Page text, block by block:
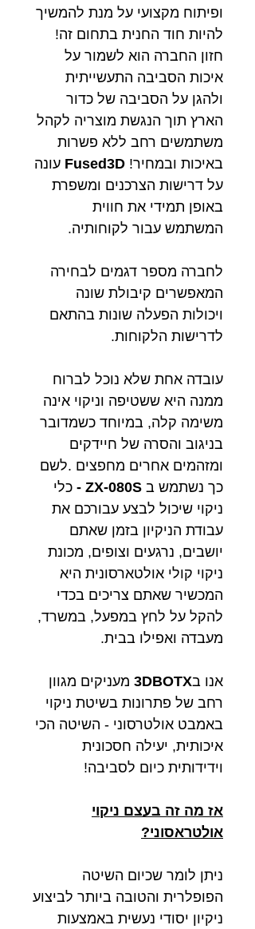
ופיתוח מקצועי על מנת להמשיך
להיות חוד החנית בתחום זה!
חזון החברה הוא לשמור על
איכות הסביבה התעשייתית
ולהגן על הסביבה של כדור
הארץ תוך הנגשת מוצריה לקהל
משתמשים רחב ללא פשרות
באיכות ובמחיר! Fused3D עונה
על דרישות הצרכנים ומשפרת
באופן תמידי את חווית
המשתמש עבור לקוחותיה.
לחברה מספר דגמים לבחירה
המאפשרים קיבולת שונה
ויכולות הפעלה שונות בהתאם
לדרישות הלקוחות.
עובדה אחת שלא נוכל לברוח
ממנה היא ששטיפה וניקוי אינה
משימה קלה, במיוחד כשמדובר
בניגוב והסרה של חיידקים
ומזהמים אחרים מחפצים .לשם
כך נשתמש ב ZX-080S -
כלי
ניקוי שיכול לבצע עבורכם את
עבודת הניקיון בזמן שאתם
יושבים, נרגעים וצופים, מכונת
ניקוי קולי אולטארסונית היא
המכשיר שאתם צריכים בכדי
להקל על לחץ במפעל, במשרד,
מעבדה ואפילו בבית.
אנו ב3DBOTX מעניקים מגוון
רחב של פתרונות בשיטת ניקוי
באמבט אולטרסוני - השיטה הכי
איכותית, יעילה חסכונית
וידידותית כיום לסביבה!
אז מה זה בעצם ניקוי
אולטראסוני?
ניתן לומר שכיום השיטה
הפופלרית והטובה ביותר לביצוע
ניקיון יסודי נעשית באמצעות